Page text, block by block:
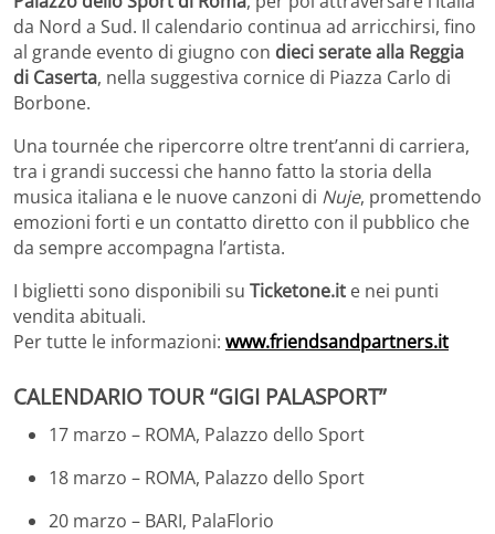
da Nord a Sud. Il calendario continua ad arricchirsi, fino
al grande evento di giugno con dieci serate alla Reggia
di Caserta, nella suggestiva cornice di Piazza Carlo di
Borbone.
Una tournée che ripercorre oltre trent’anni di carriera,
tra i grandi successi che hanno fatto la storia della
musica italiana e le nuove canzoni di Nuje, promettendo
emozioni forti e un contatto diretto con il pubblico che
da sempre accompagna l’artista.
I biglietti sono disponibili su Ticketone.it e nei punti
vendita abituali.
Per tutte le informazioni: www.friendsandpartners.it
CALENDARIO TOUR “GIGI PALASPORT”
17 marzo – ROMA, Palazzo dello Sport
18 marzo – ROMA, Palazzo dello Sport
20 marzo – BARI, PalaFlorio